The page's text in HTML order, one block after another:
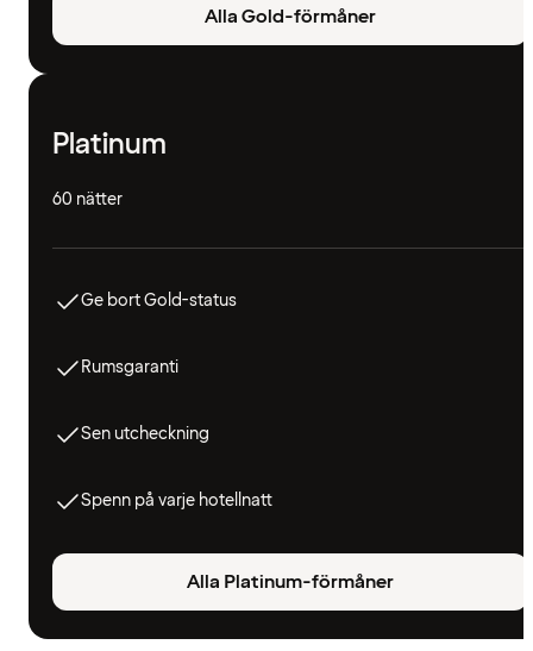
Alla Gold-förmåner
Platinum
60 nätter
Ge bort Gold-status
Rumsgaranti
Sen utcheckning
Spenn på varje hotellnatt
Alla Platinum-förmåner